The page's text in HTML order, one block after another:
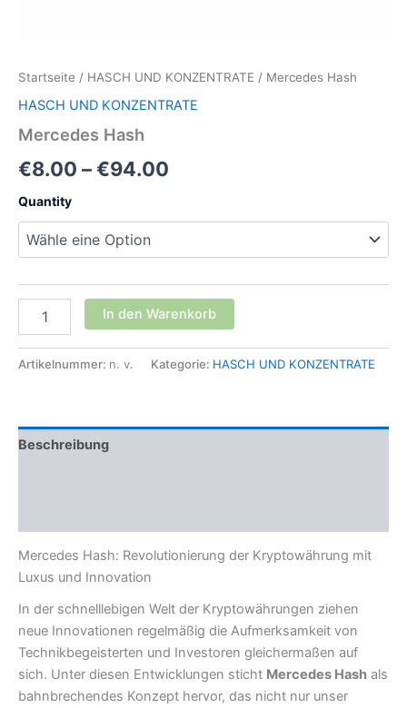
Startseite / HASCH UND KONZENTRATE / Mercedes Hash
HASCH UND KONZENTRATE
Mercedes Hash
€8.00 –€94.00
€94.00
Quantity
Hash
In den Warenkorb
Artikelnummer: n. v. Kategorie: HASCH UND KONZENTRATE
Beschreibung
Mercedes Hash: Revolutionierung der Kryptowährung mit
Luxus und Innovation
In der schnelllebigen Welt der Kryptowährungen ziehen
neue Innovationen regelmäßig die Aufmerksamkeit von
Technikbegeisterten und Investoren gleichermaßen auf
sich. Unter diesen Entwicklungen sticht Mercedes Hash als
bahnbrechendes Konzept hervor, das nicht nur unser